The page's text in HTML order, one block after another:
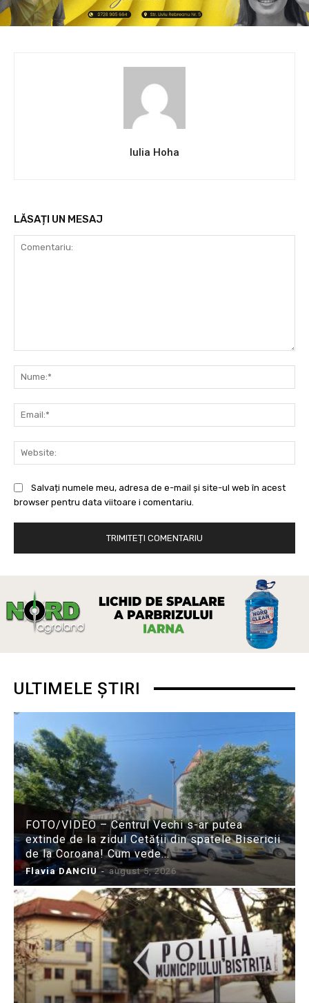
Iulia Hoha
LĂSAȚI UN MESAJ
Salvați numele meu, adresa de e-mail și site-ul web în acest
browser pentru data viitoare i comentariu.
ULTIMELE ȘTIRI
FOTO/VIDEO – Centrul Vechi s-ar putea
extinde de la zidul Cetății din spatele Bisericii
de la Coroana! Cum vede...
Flavia DANCIU - august 5, 2026